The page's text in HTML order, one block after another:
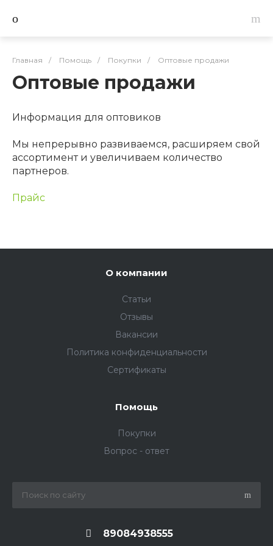
Главная / Помощь / Покупки / Оптовые продажи
Оптовые продажи
Информация для оптовиков
Мы непрерывно развиваемся, расширяем свой
ассортимент и увеличиваем количество
партнеров.
Прайс
О компании
Статьи
Отзывы
Вакансии
Политика конфиденциальности
Сертификаты
Помощь
Покупки
Вопрос - ответ
89084938555